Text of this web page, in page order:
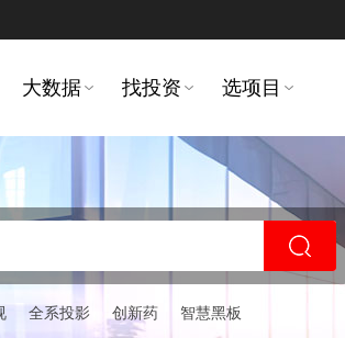
大数据 找投资 选项目
全系投影 创新药 智慧黑板